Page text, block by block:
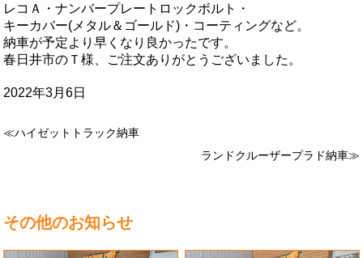
レコＡ・ナンバープレートロックボルト・
キーカバー(メタル＆ゴールド)・コーティングなど。
納車が予定より早くなり良かったです。
春日井市のＴ様、ご注文ありがとうございました。
2022年3月6日
≪ハイゼットトラック納車
ランドクルーザープラド納車≫
その他のお知らせ